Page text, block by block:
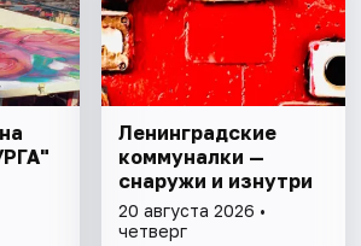
Ленинградские
коммуналки —
снаружи и изнутри
20 августа 2026 •
четверг